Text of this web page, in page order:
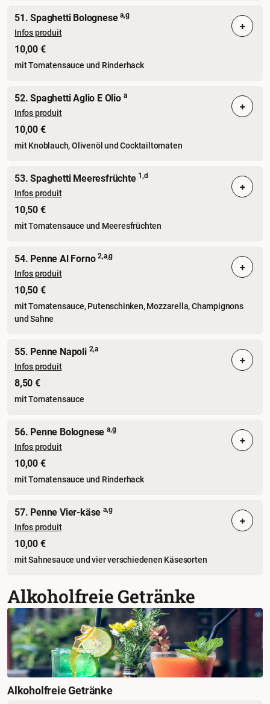
51. Spaghetti Bolognesea,g
Infos produit
10,00 €
mit Tomatensauce und Rinderhack
+
52. Spaghetti Aglio E Olio a
Infos produit
10,00 €
mit Knoblauch, Olivenöl und Cocktailtomaten
+
53. Spaghetti Meeresfrüchte 1,d
Infos produit
10,50 €
mit Tomatensauce und Meeresfrüchten
+
54. Penne Al Forno2,a,g
Infos produit
10,50 €
mit Tomatensauce, Putenschinken, Mozzarella, Champignons
und Sahne
+
55. Penne Napoli 2,a
Infos produit
8,50 €
mit Tomatensauce
+
56. Penne Bolognese a,g
Infos produit
10,00 €
mit Tomatensauce und Rinderhack
+
57. Penne Vier-käse a,g
Infos produit
10,00 €
mit Sahnesauce und vier verschiedenen Käsesorten
+
Alkoholfreie Getränke
Alkoholfreie Getränke